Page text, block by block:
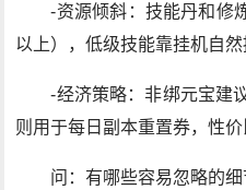
-资源倾斜：技能丹和修
以上），低级技能靠挂机自然
-经济策略：非绑元宝建
则用于每日副本重置券，性价
问：有哪些容易忽略的细